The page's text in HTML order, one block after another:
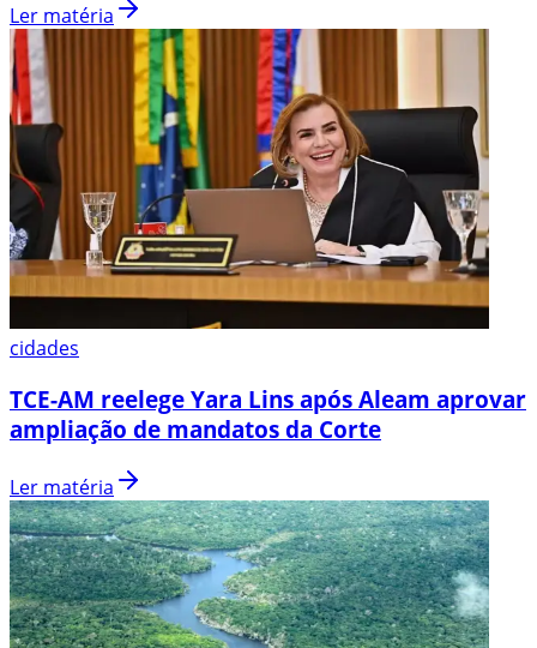
Ler matéria
cidades
TCE-AM reelege Yara Lins após Aleam aprovar
ampliação de mandatos da Corte
Ler matéria